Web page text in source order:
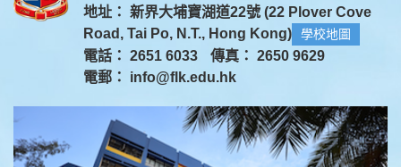
地址： 新界大埔寶湖道22號 (22 Plover Cove
Road, Tai Po, N.T., Hong Kong)
學校地圖
電話： 2651 6033
傳真： 2650 9629
電郵： info@flk.edu.hk